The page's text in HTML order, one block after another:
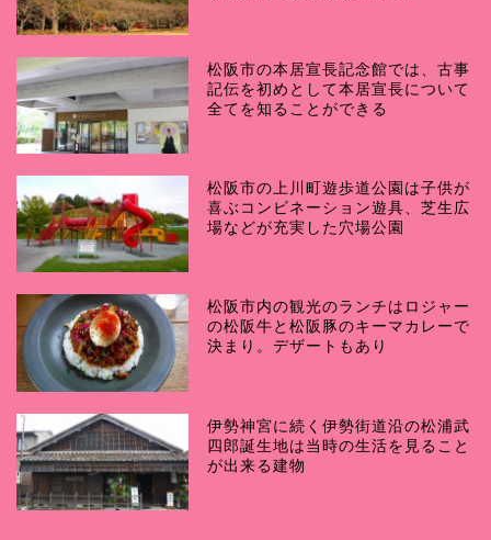
松阪市の本居宣長記念館では、古事
記伝を初めとして本居宣長について
全てを知ることができる
松阪市の上川町遊歩道公園は子供が
喜ぶコンビネーション遊具、芝生広
場などが充実した穴場公園
松阪市内の観光のランチはロジャー
の松阪牛と松阪豚のキーマカレーで
決まり。デザートもあり
伊勢神宮に続く伊勢街道沿の松浦武
四郎誕生地は当時の生活を見ること
が出来る建物